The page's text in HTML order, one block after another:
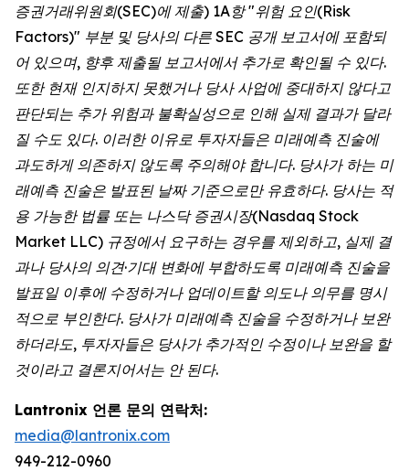
증권거래위원회(SEC)에 제출) 1A항 "위험 요인(Risk
Factors)" 부분 및 당사의 다른 SEC 공개 보고서에 포함되
어 있으며, 향후 제출될 보고서에서 추가로 확인될 수 있다.
또한 현재 인지하지 못했거나 당사 사업에 중대하지 않다고
판단되는 추가 위험과 불확실성으로 인해 실제 결과가 달라
질 수도 있다. 이러한 이유로 투자자들은 미래예측 진술에
과도하게 의존하지 않도록 주의해야 합니다. 당사가 하는 미
래예측 진술은 발표된 날짜 기준으로만 유효하다. 당사는 적
용 가능한 법률 또는 나스닥 증권시장(Nasdaq Stock
Market LLC) 규정에서 요구하는 경우를 제외하고, 실제 결
과나 당사의 의견·기대 변화에 부합하도록 미래예측 진술을
발표일 이후에 수정하거나 업데이트할 의도나 의무를 명시
적으로 부인한다. 당사가 미래예측 진술을 수정하거나 보완
하더라도, 투자자들은 당사가 추가적인 수정이나 보완을 할
것이라고 결론지어서는 안 된다.
Lantronix 언론 문의 연락처:
media@lantronix.com
949-212-0960